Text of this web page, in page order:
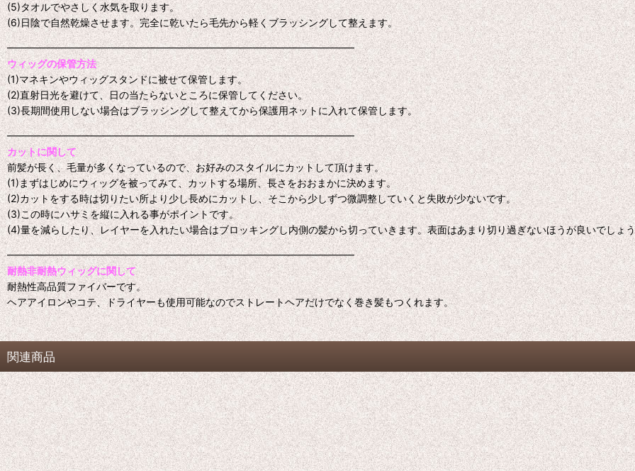
(5)タオルでやさしく水気を取ります。
(6)日陰で自然乾燥させます。完全に乾いたら毛先から軽くブラッシングして整えます。
━━━━━━━━━━━━━━━━━━━━━━━━━━━━━━━━━━━
ウィッグの保管方法
(1)マネキンやウィッグスタンドに被せて保管します。
(2)直射日光を避けて、日の当たらないところに保管してください。
(3)長期間使用しない場合はブラッシングして整えてから保護用ネットに入れて保管します。
━━━━━━━━━━━━━━━━━━━━━━━━━━━━━━━━━━━
カットに関して
前髪が長く、毛量が多くなっているので、お好みのスタイルにカットして頂けます。
(1)まずはじめにウィッグを被ってみて、カットする場所、長さをおおまかに決めます。
(2)カットをする時は切りたい所より少し長めにカットし、そこから少しずつ微調整していくと失敗が少ないです。
(3)この時にハサミを縦に入れる事がポイントです。
(4)量を減らしたり、レイヤーを入れたい場合はブロッキングし内側の髪から切っていきます。表面はあまり切り過ぎないほうが良いでしょ
━━━━━━━━━━━━━━━━━━━━━━━━━━━━━━━━━━━
耐熱非耐熱ウィッグに関して
耐熱性高品質ファイバーです。
ヘアアイロンやコテ、ドライヤーも使用可能なのでストレートヘアだけでなく巻き髪もつくれます。
関連商品